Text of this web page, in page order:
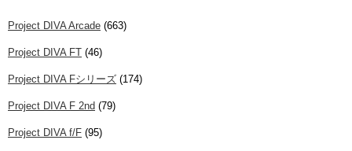
Project DIVA Arcade (663)
Project DIVA FT (46)
Project DIVA Fシリーズ (174)
Project DIVA F 2nd (79)
Project DIVA f/F (95)